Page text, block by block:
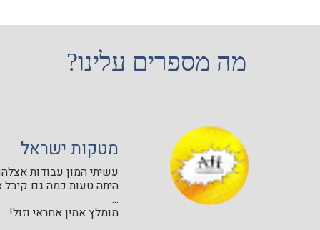
מה מספרים עלינו?
מטקות ישראל
עשיתי המון עבודות
היתה טעות כמה גם קיבל
...
מומלץ אמין אחראי וזול!